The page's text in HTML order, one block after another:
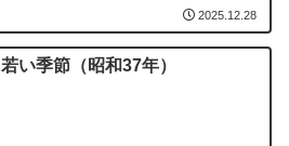
2025.12.28
若い季節（昭和37年）